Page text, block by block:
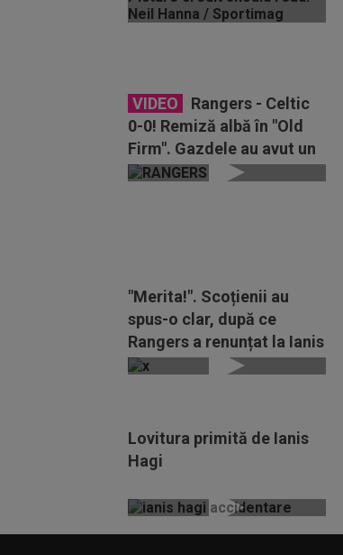
VIDEO
Rangers - Celtic
0-0! Remiză albă în "Old
Firm". Gazdele au avut un
gol anulat
"Merita!". Scoțienii au
spus-o clar, după ce
Rangers a renunțat la Ianis
Hagi
Lovitura primită de Ianis
Hagi